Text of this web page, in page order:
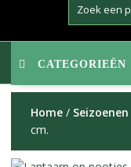
CATEGORIEËN
Home/ Seizoenen
cm.